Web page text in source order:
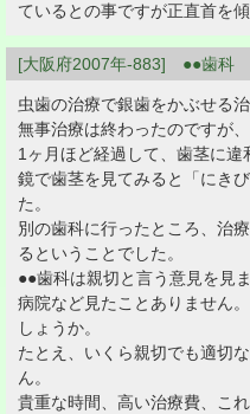
ているとの事ですが正直首を
[大阪府2007年-883] ●●歯科
虫歯の治療で銀歯をかぶせる治
無事治療は終わったのですが、
1ヶ月ほど経過して、歯茎に違
鏡で歯茎を見てみると「にき
た。
別の歯科に行ったところ、治
るということでした。
●●歯科は親切と言う意見を見
病院など見たことありません
しょうか。
たとえ、いくら親切でも適切
ん。
貴重な時間、高い治療費、こ